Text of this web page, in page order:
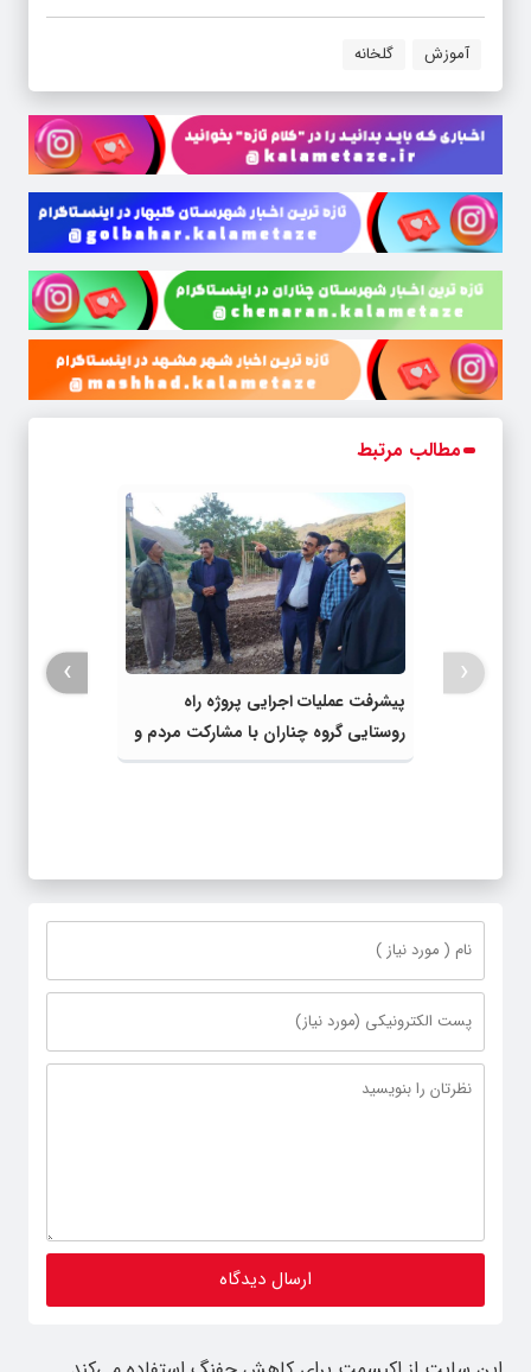
آموزش گلخانه
مطالب مرتبط
پیشرفت عملیات اجرایی پروژه راه
روستایی گروه چناران با مشارکت مردم و
اعتبارات دولتی
‹
›